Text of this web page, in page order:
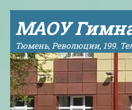
МАОУ
Тюмень, Революции, 199.